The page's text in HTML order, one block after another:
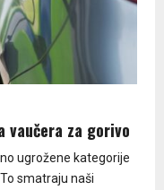
vaučera za gorivo
ugrožene kategorije
smatraju naši